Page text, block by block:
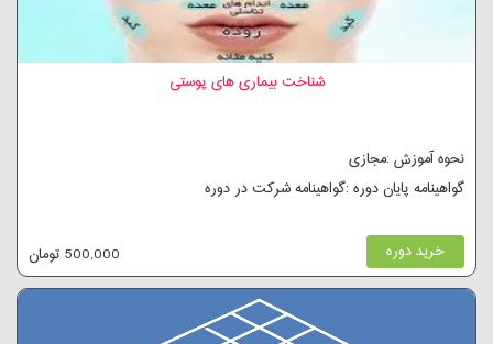
شناخت بیماری های پوستی
نحوه آموزش :مجازی
گواهینامه پایان دوره :گواهینامه شرکت در دوره
خرید دوره 500,000 تومان